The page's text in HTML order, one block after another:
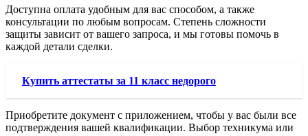
Доступна оплата удобным для вас способом, а также
консультации по любым вопросам. Степень сложности
защиты зависит от вашего запроса, и мы готовы помочь в
каждой детали сделки.
Купить аттестаты за 11 класс недорого
Приобретите документ с приложением, чтобы у вас были все
подтверждения вашей квалификации. Выбор техникума или